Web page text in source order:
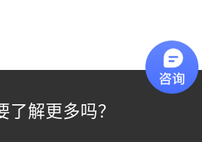
了解更多吗？